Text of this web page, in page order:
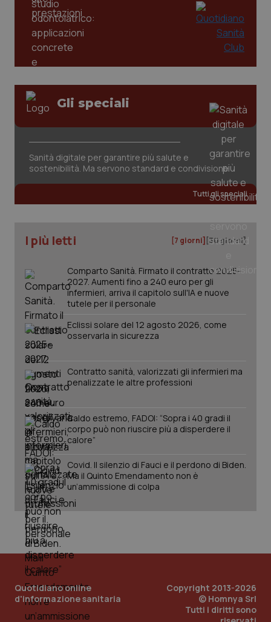
Gli speciali
Sanità digitale per garantire più salute e
sostenibilità. Ma servono standard e condivisione
Tutti gli speciali
I più letti [7 giorni] [30 giorni]
Comparto Sanità. Firmato il contratto 2025-
2027. Aumenti fino a 240 euro per gli
infermieri, arriva il capitolo sull'IA e nuove
tutele per il personale
Eclissi solare del 12 agosto 2026, come
osservarla in sicurezza
Contratto sanità, valorizzati gli infermieri ma
penalizzate le altre professioni
Caldo estremo, FADOI: “Sopra i 40 gradi il
corpo può non riuscire più a disperdere il
calore”
Covid. Il silenzio di Fauci e il perdono di Biden.
Ma il Quinto Emendamento non è
un’ammissione di colpa
Quotidiano online
d'informazione sanitaria
Copyright 2013-2026
© Homnya Srl
Tutti i diritti sono
_ga
_ga_KM60CM4NPH